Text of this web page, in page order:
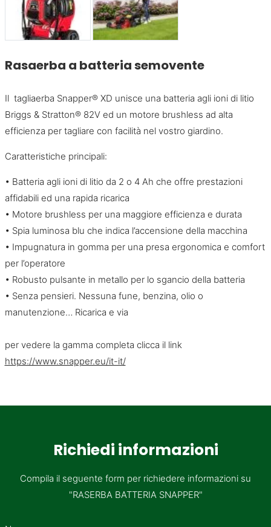
Rasaerba a batteria semovente
Il tagliaerba Snapper® XD unisce una batteria agli ioni di litio
Briggs & Stratton® 82V ed un motore brushless ad alta
efficienza per tagliare con facilità nel vostro giardino.
Caratteristiche principali:
• Batteria agli ioni di litio da 2 o 4 Ah che offre prestazioni
affidabili ed una rapida ricarica
• Motore brushless per una maggiore efficienza e durata
• Spia luminosa blu che indica l’accensione della macchina
• Impugnatura in gomma per una presa ergonomica e comfort
per l’operatore
• Robusto pulsante in metallo per lo sgancio della batteria
• Senza pensieri. Nessuna fune, benzina, olio o
manutenzione… Ricarica e via
per vedere la gamma completa clicca il link
https://www.snapper.eu/it-it/
Richiedi informazioni
Compila il seguente form per richiedere informazioni su
"RASERBA BATTERIA SNAPPER"